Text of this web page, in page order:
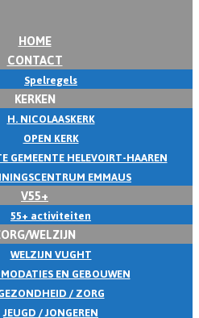
HOME
CONTACT
Spelregels
KERKEN
H. NICOLAASKERK
OPEN KERK
GEMEENTE HELEVOIRT-HAAREN
EMMAUS
V55+
55+ activiteiten
WELZIJN
WELZIJN VUGHT
EN GEBOUWEN
/ ZORG
JEUGD / JONGEREN